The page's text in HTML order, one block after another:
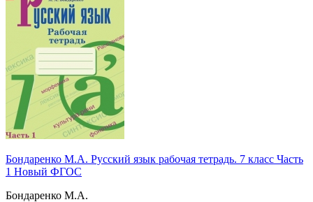
Бондаренко М.А. Русский язык рабочая тетрадь. 7 класс Часть
1 Новый ФГОС
Бондаренко М.А.